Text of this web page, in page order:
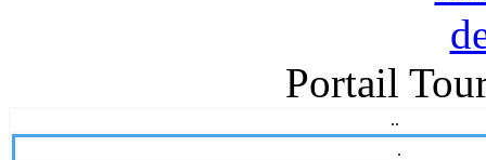
Portail
..
.